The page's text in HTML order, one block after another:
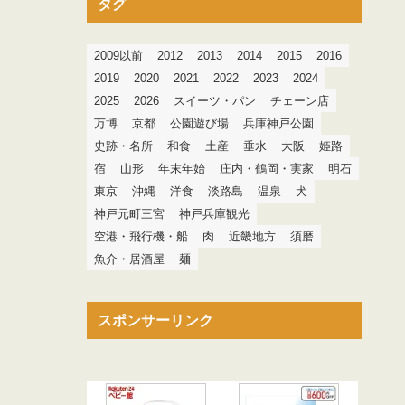
タグ
2009以前 2012 2013 2014 2015
2016
2019
2020 2021 2022 2023
2024
2025
2026 スイーツ・パン
チェーン店
万博
京都 公園遊び場
兵庫神戸公園
史跡・名所
和食 土産 垂水 大阪
姫路
宿
山形 年末年始 庄内・鶴岡・実家
明石
東京
沖縄 洋食 淡路島 温泉
犬
神戸元町三宮
神戸兵庫観光
空港・飛行機・船
肉 近畿地方
須磨
魚介・居酒屋
麺
スポンサーリンク